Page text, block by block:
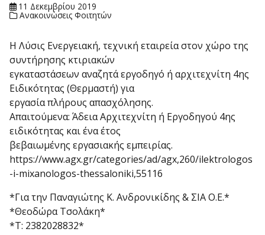
11 Δεκεμβρίου 2019
Ανακοινώσεις Φοιτητών
Η Λύσις Ενεργειακή, τεχνική εταιρεία στον χώρο της
συντήρησης κτιριακών
εγκαταστάσεων αναζητά εργοδηγό ή αρχιτεχνίτη 4ης
Ειδικότητας (Θερμαστή) για
εργασία πλήρους απασχόλησης.
Απαιτούμενα: Άδεια Αρχιτεχνίτη ή Εργοδηγού 4ης
ειδικότητας και ένα έτος
βεβαιωμένης εργασιακής εμπειρίας.
https://www.agx.gr/categories/ad/agx,260/ilektrologos
-i-mixanologos-thessaloniki,55116
*Για την Παναγιώτης Κ. Ανδρονικίδης & ΣΙΑ Ο.Ε.*
*Θεοδώρα Τσολάκη*
*Τ: 2382028832*